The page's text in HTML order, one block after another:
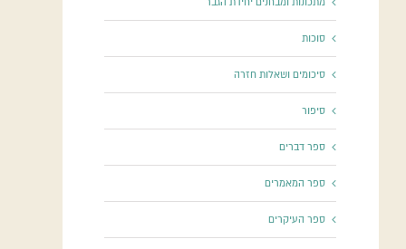
מתכונות ומבחנים יחידת הגבר
סוכות
סיכומים ושאלות חזרה
סיפור
ספר דברים
ספר המאמרים
ספר העיקרים